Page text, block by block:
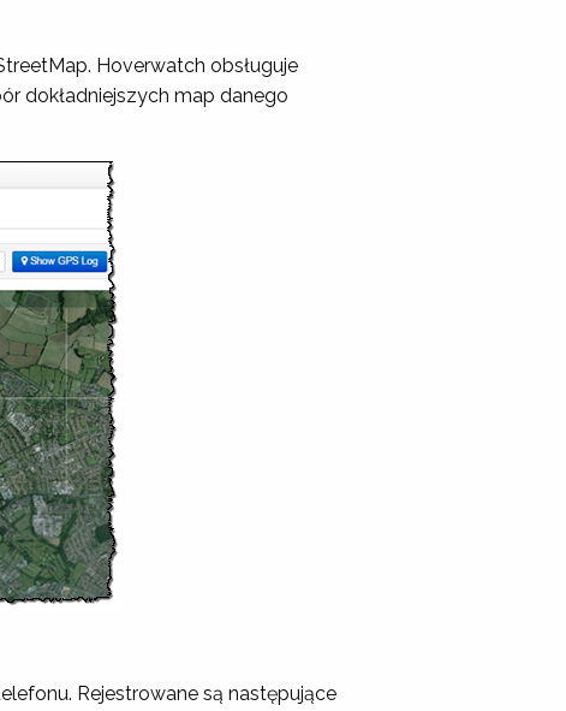
Hoverwatch obsługuje
dokładniejszych map danego
Rejestrowane są następujące